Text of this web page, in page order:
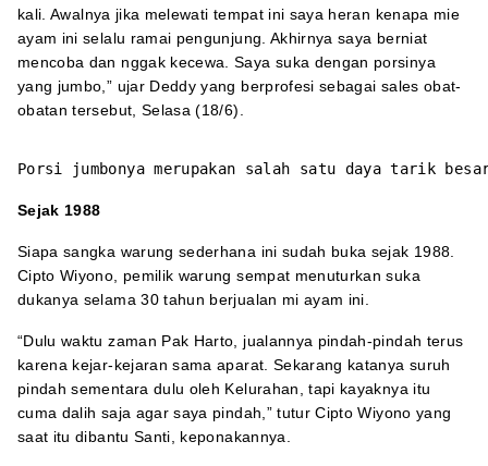
kali. Awalnya jika melewati tempat ini saya heran kenapa mie
ayam ini selalu ramai pengunjung. Akhirnya saya berniat
mencoba dan nggak kecewa. Saya suka dengan porsinya
yang jumbo,” ujar Deddy yang berprofesi sebagai sales obat-
obatan tersebut, Selasa (18/6).
Porsi jumbonya merupakan salah satu daya tarik
Sejak 1988
Siapa sangka warung sederhana ini sudah buka sejak 1988.
Cipto Wiyono, pemilik warung sempat menuturkan suka
dukanya selama 30 tahun berjualan mi ayam ini.
“Dulu waktu zaman Pak Harto, jualannya pindah-pindah terus
karena kejar-kejaran sama aparat. Sekarang katanya suruh
pindah sementara dulu oleh Kelurahan, tapi kayaknya itu
cuma dalih saja agar saya pindah,” tutur Cipto Wiyono yang
saat itu dibantu Santi, keponakannya.